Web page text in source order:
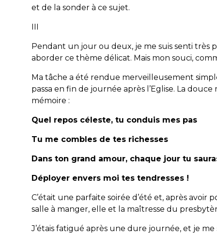
et de la sonder à ce sujet.
Pendant un jour ou deux, je me suis senti très
aborder ce thème délicat. Mais mon souci,
Ma tâche a été rendue merveilleusement
passa en fin de journée après l’Eglise. La
mémoire :
Quel repos céleste, tu conduis mes pas
Tu me combles de tes richesses
Dans ton grand amour, chaque jour tu
Déployer envers moi tes tendresses !
C’était une parfaite soirée d’été et, après avoir
salle à manger, elle et la maîtresse du
J’étais fatigué après une dure journée, et je